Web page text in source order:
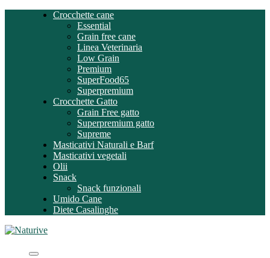
Crocchette cane
Essential
Grain free cane
Linea Veterinaria
Low Grain
Premium
SuperFood65
Superpremium
Crocchette Gatto
Grain Free gatto
Superpremium gatto
Supreme
Masticativi Naturali e Barf
Masticativi vegetali
Olii
Snack
Snack funzionali
Umido Cane
Diete Casalinghe